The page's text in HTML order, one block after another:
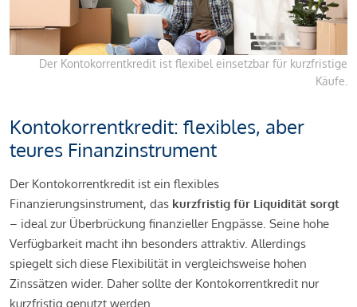
Der Kontokorrentkredit ist flexibel einsetzbar für kurzfristige
Käufe.
Kontokorrentkredit: flexibles, aber
teures Finanzinstrument
Der Kontokorrentkredit ist ein flexibles
Finanzierungsinstrument, das kurzfristig für Liquidität sorgt
– ideal zur Überbrückung finanzieller Engpässe. Seine hohe
Verfügbarkeit macht ihn besonders attraktiv. Allerdings
spiegelt sich diese Flexibilität in vergleichsweise hohen
Zinssätzen wider. Daher sollte der Kontokorrentkredit nur
kurzfristig genutzt werden.